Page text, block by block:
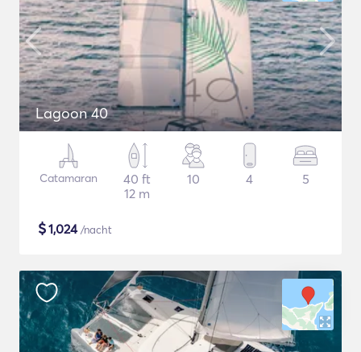
Lagoon 40
Catamaran
40 ft
12 m
10 4 5
$1,024/nacht